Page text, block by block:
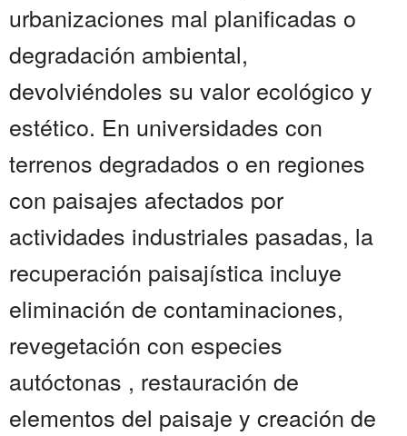
urbanizaciones mal planificadas o
degradación ambiental,
devolviéndoles su valor ecológico y
estético. En universidades con
terrenos degradados o en regiones
con paisajes afectados por
actividades industriales pasadas, la
recuperación paisajística incluye
eliminación de contaminaciones,
revegetación con especies
autóctonas , restauración de
elementos del paisaje y creación de